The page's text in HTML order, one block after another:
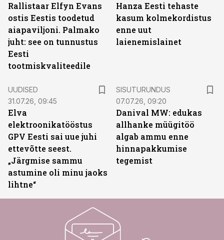
Rallistaar Elfyn Evans
ostis Eestis toodetud
aiapaviljoni. Palmako
juht: see on tunnustus
Eesti
tootmiskvaliteedile
Hanza Eesti tehaste
kasum kolmekordistus
enne uut
laienemislainet
UUDISED
31.07.26, 09:45
Elva
elektroonikatööstus
GPV Eesti sai uue juhi
ettevõtte seest.
„Järgmise sammu
astumine oli minu jaoks
lihtne“
SISUTURUNDUS
07.07.26, 09:20
Danival MW: edukas
allhanke müügitöö
algab ammu enne
hinnapakkumise
tegemist